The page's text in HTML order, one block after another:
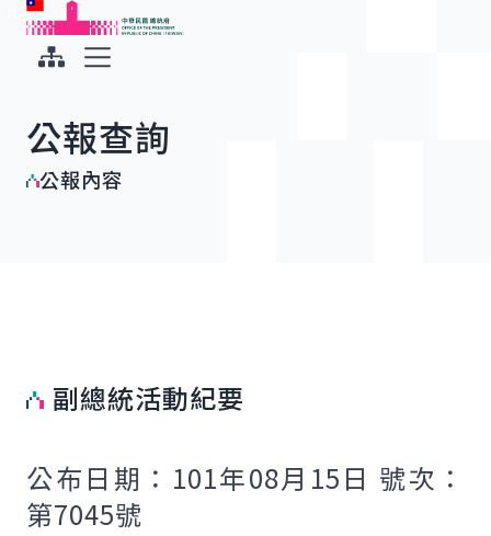
跳到主要內容
中華民國總統府
公報查詢
公報內容
副總統活動紀要
公布日期：101年08月15日 號次：
第7045號